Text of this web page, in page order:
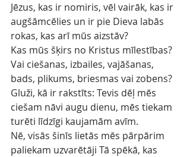
Jēzus, kas ir nomiris, vēl vairāk, kas ir
augšāmcēlies un ir pie Dieva labās
rokas, kas arī mūs aizstāv?
Kas mūs šķirs no Kristus mīlestības?
Vai ciešanas, izbailes, vajāšanas,
bads, plikums, briesmas vai zobens?
Gluži, kā ir rakstīts: Tevis dēļ mēs
ciešam nāvi augu dienu, mēs tiekam
turēti līdzīgi kaujamām avīm.
Nē, visās šinīs lietās mēs pārpārim
paliekam uzvarētāji Tā spēkā, kas